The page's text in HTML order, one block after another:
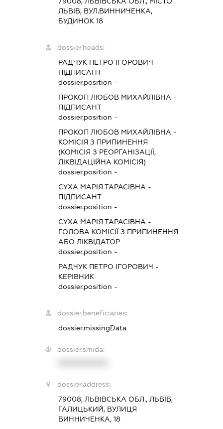
ЛЬВІВ, ВУЛ.ВИННИЧЕНКА,
БУДИНОК 18
dossier.heads:
РАДЧУК ПЕТРО ІГОРОВИЧ -
ПІДПИСАНТ
dossier.position -
ПРОКОП ЛЮБОВ МИХАЙЛІВНА -
ПІДПИСАНТ
dossier.position -
ПРОКОП ЛЮБОВ МИХАЙЛІВНА -
КОМІСІЯ З ПРИПИНЕННЯ
(КОМІСІЯ З РЕОРГАНІЗАЦІЇ,
ЛІКВІДАЦІЙНА КОМІСІЯ)
dossier.position -
СУХА МАРІЯ ТАРАСІВНА -
ПІДПИСАНТ
dossier.position -
СУХА МАРІЯ ТАРАСІВНА -
ГОЛОВА КОМІСІЇ З ПРИПИНЕННЯ
АБО ЛІКВІДАТОР
dossier.position -
РАДЧУК ПЕТРО ІГОРОВИЧ -
КЕРІВНИК
dossier.position -
dossier.beneficiaries:
dossier.missingData
dossier.smida:
dossier.address:
79008, ЛЬВІВСЬКА ОБЛ., ЛЬВІВ,
ГАЛИЦЬКИЙ, ВУЛИЦЯ
ВИННИЧЕНКА, 18